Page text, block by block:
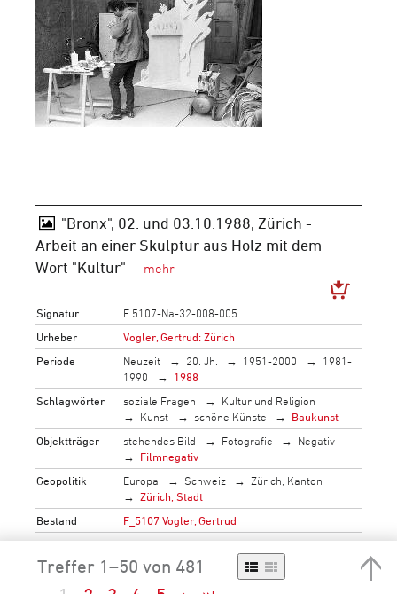
"Bronx", 02. und 03.10.1988, Zürich -
Arbeit an einer Skulptur aus Holz mit dem
Wort "Kultur"
Signatur
F 5107-Na-32-008-005
Urheber
Vogler, Gertrud: Zürich
Periode
Neuzeit 20. Jh. 1951-2000
1981-
1990
1988
Schlagwörter
soziale Fragen
Kultur und Religion
Kunst
schöne Künste
Baukunst
Objektträger
stehendes Bild Fotografie
Negativ
Filmnegativ
Geopolitik
Europa Schweiz
Zürich, Kanton
Zürich, Stadt
Bestand
F_5107 Vogler, Gertrud
→
mehr…
Treffer 1–50 von 481